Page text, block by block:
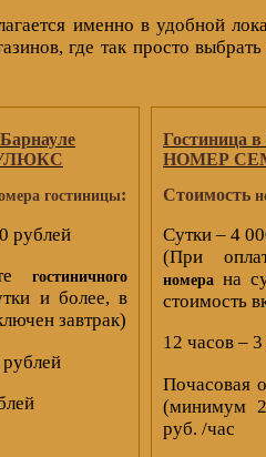
именно в удобной
где так просто
гостиницы:
рублей
гостиничного
и более, в
завтрак)
Гостиница
НОМЕР
Стоимость
Сутки – 4
(При
номера на
стоимость
12 часов –
Почасовая
(минимум
руб. /час